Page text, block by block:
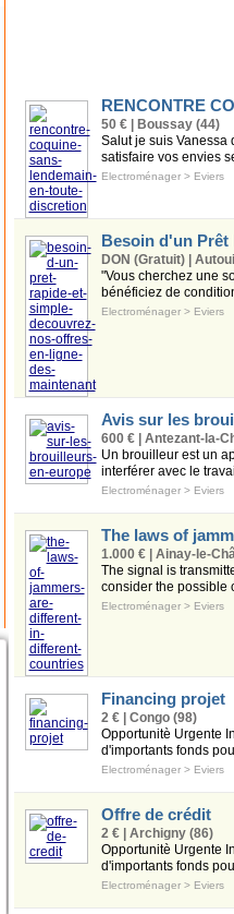
RENCONTRE
50 € | Boussay (44)
Salut je suis Vanessa
satisfaire vos envies
Electroménager> Eviers
Besoin d'un Prêt
DON (Gratuit) |
"Vous cherchez une
bénéficiez de
Electroménager> Eviers
Avis sur les
600 € | Antezant-la-
Un brouilleur est un
interférer avec le
Electroménager> Eviers
The laws of
1.000 € | Ainay-le-
The signal is
consider the possible
Electroménager> Eviers
Financing projet
2 € | Congo (98)
Opportunitè Urgente
d'importants fonds
Electroménager> Eviers
Offre de crédit
2 € | Archigny (86)
Opportunitè Urgente
d'importants fonds
Electroménager> Eviers